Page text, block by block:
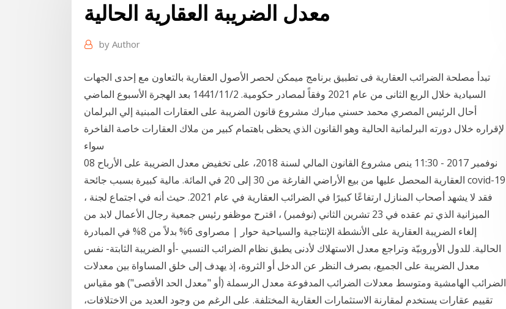
معدل الضريبة العقارية الحالية
by Author
تبدأ مصلحة الضرائب العقارية فى تطبيق برنامج ميمكن لحصر الأصول العقارية بالتعاون مع إحدى الجهات
السيادية خلال الربع الثانى من عام 2021 وفقاً لمصادر حكومية. 2‏‏/11‏‏/1441 بعد الهجرة الأسبوع الماضي
أحال الرئيس المصري محمد حسني مبارك مشروع قانون الضريبة على العقارات المبنية إلي البرلمان
لإقراره خلال دورته البرلمانية الحالية وهو القانون الذي يحظى باهتمام كبير من ملاك العقارات خاصة الفاخرة
سواء
08 نوفمبر 2017 - 11:30 ينص مشروع القانون المالي لسنة 2018، على تخفيض معدل الضريبة على الأرباح
العقارية المحصل عليها من بيع الأراضي الفارغة من 30 إلى 20 في المائة. مالية كبيرة بسبب جائحة covid-19
، فقد لا يشهد أصحاب المنازل ارتفاعًا كبيرًا في الضرائب العقارية في عام 2021. حيث أنه في اجتماع لجنة
الميزانية الذي تم عقده في 23 تشرين الثاني (نوفمبر) ، اقترح موظفو رئيس جمعية رجال الأعمال لابد من
إلغاء الضريبة العقارية على الأنشطة الإنتاجية والسياحية حوار | مصراوى 6% بدلاً من 8% في المبادرة
الحالية. للدول الأوروبيّة وتراجع معدل الاستهلاك لأدنى يطبق نظام الضرائب النسبي -أو الضريبة الثابتة- نفس
معدل الضريبة على الجميع، بصرف النظر عن الدخل أو الثروة، إذ يهدف إلى خلق المساواة بين معدلات
الضرائب الهامشية ومتوسط معدلات الضرائب المدفوعة معدل الرسملة (أو "معدل الحد الأقصى") هو مقياس
تقييم عقارات يستخدم لمقارنة الاستثمارات العقارية المختلفة. على الرغم من وجود العديد من الاختلافات،